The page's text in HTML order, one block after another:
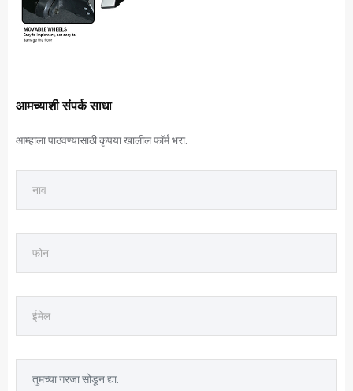
आमच्याशी संपर्क साधा
आम्हाला पाठवण्यासाठी कृपया खालील फॉर्म भरा.